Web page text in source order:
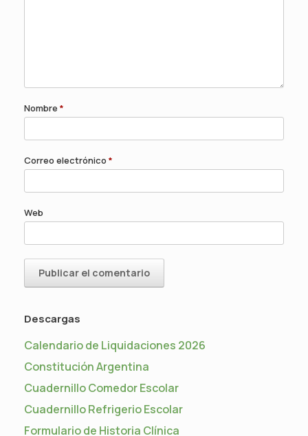
Nombre *
Correo electrónico *
Web
Descargas
Calendario de Liquidaciones 2026
Constitución Argentina
Cuadernillo Comedor Escolar
Cuadernillo Refrigerio Escolar
Formulario de Historia Clínica